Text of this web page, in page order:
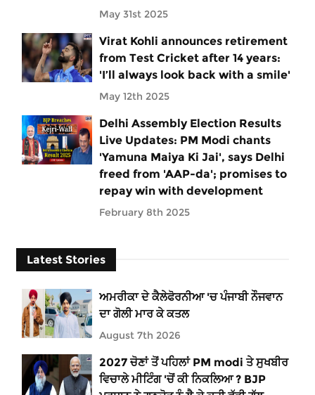
May 31st 2025
Virat Kohli announces retirement
from Test Cricket after 14 years:
'I’ll always look back with a smile'
May 12th 2025
Delhi Assembly Election Results
Live Updates: PM Modi chants
'Yamuna Maiya Ki Jai', says Delhi
freed from 'AAP-da'; promises to
repay win with development
February 8th 2025
Latest Stories
ਅਮਰੀਕਾ ਦੇ ਕੈਲੇਫੋਰਨੀਆ 'ਚ ਪੰਜਾਬੀ ਨੌਜਵਾਨ
ਦਾ ਗੋਲੀ ਮਾਰ ਕੇ ਕਤਲ
August 7th 2026
2027 ਚੋਣਾਂ ਤੋਂ ਪਹਿਲਾਂ PM modi ਤੇ ਸੁਖਬੀਰ
ਵਿਚਾਲੇ ਮੀਟਿੰਗ 'ਚੋਂ ਕੀ ਨਿਕਲਿਆ ? BJP